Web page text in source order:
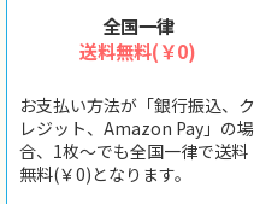
全国一律
送料無料(￥0)
お支払い方法が「銀行振込、ク
レジット、Amazon Pay」の場
合、1枚〜でも全国一律で送料
無料(￥0)となります。